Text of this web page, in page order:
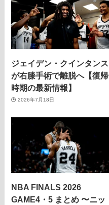
ジェイデン・クインタンス
が右膝手術で離脱へ【復帰
時期の最新情報】
2026年7月18日
NBA FINALS 2026
GAME4・5 まとめ 〜ニッ